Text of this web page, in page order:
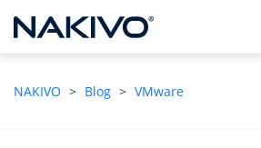
NAKIVO > Blog > VMware